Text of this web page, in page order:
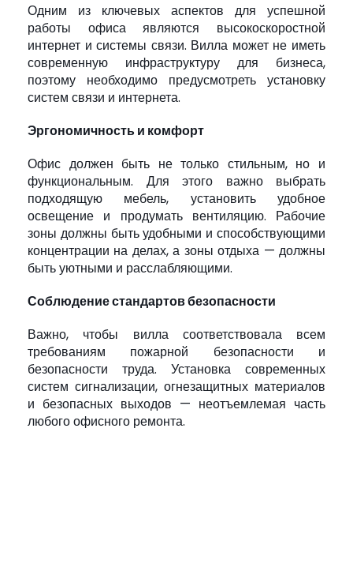
Одним из ключевых аспектов для успешной
работы офиса являются высокоскоростной
интернет и системы связи. Вилла может не иметь
современную инфраструктуру для бизнеса,
поэтому необходимо предусмотреть установку
систем связи и интернета.
Эргономичность и комфорт
Офис должен быть не только стильным, но и
функциональным. Для этого важно выбрать
подходящую мебель, установить удобное
освещение и продумать вентиляцию. Рабочие
зоны должны быть удобными и способствующими
концентрации на делах, а зоны отдыха — должны
быть уютными и расслабляющими.
Соблюдение стандартов безопасности
Важно, чтобы вилла соответствовала всем
требованиям пожарной безопасности и
безопасности труда. Установка современных
систем сигнализации, огнезащитных материалов
и безопасных выходов — неотъемлемая часть
любого офисного ремонта.